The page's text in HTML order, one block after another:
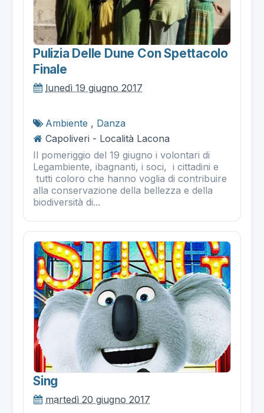
Pulizia Delle Dune Con Spettacolo
Finale
lunedì 19 giugno 2017
Ambiente , Danza
Capoliveri - Località Lacona
Il pomeriggio del 19 giugno i volontari di
Legambiente, ibagnanti, i soci, i cittadini e
tutti coloro che hanno voglia di contribuire
alla conservazione della bellezza e della
biodiversità di...
Sing
martedì 20 giugno 2017